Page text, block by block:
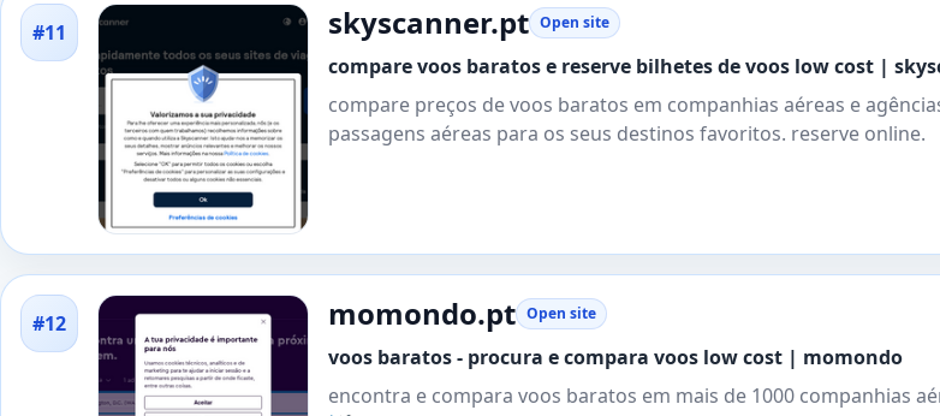
#11 skyscanner.pt Open site
compare voos baratos e reserve bilhetes de voos low cost |
compare preços de voos baratos em companhias aéreas e
passagens aéreas para os seus destinos favoritos. reserve online.
#12 momondo.pt Open site
voos baratos - procura e compara voos low cost | momondo
encontra e compara voos baratos em mais de 1000 companhias